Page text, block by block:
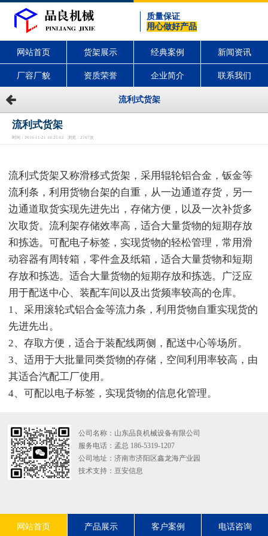
质量保证
用心做好产品
网站首页 货架展示 经典案例 新闻资讯
厂容厂貌 资质荣誉 企业简介 联系我们
流利式货架
流利式货架
时间：2016-11-21 10:25:02 浏览：2767次
流利式货架又称滑移式货架，采用辊轮铝合金，钣金等
流利条，利用货物台架的自重，从一边通道存货，另一
边通道取货实现先进先出，存储方便，以及一次补货多
次取货。流利架存储效率高，适合大量货物的短期存放
和拣选。可配电子标签，实现货物的轻松管理，常用滑
动容器有周转箱，零件盒及纸箱，适合大量货物和短期
存放和拣选。适合大量货物的短期存放和拣选。广泛应
用于配送中心、装配车间以及出货频率较高的仓库。
1、采用滚轮式铝合金等流力条，利用货物自重实现货的
先进先出。
2、存取方便，适合于装配线两侧，配送中心等场所。
3、适用于大批量同类货物的存储，空间利用率较高，由
其适合汽配工厂使用。
4、可配以电子标签，实现货物的信息化管理。
公司名称：山东品良机械设备有限公司
服务电话：孟总 186-5319-1207
公司地址：济南市济阳区鑫龙海产业园
技术支持： 亘安信息
网站首页 产品展示 客户案例 电话咨询